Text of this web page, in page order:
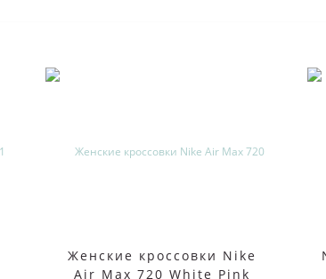
Женские кроссовки Nike
Air Max 720 White Pink